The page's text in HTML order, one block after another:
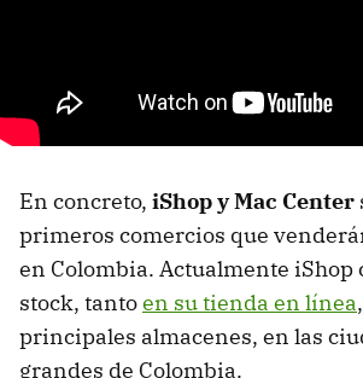
En concreto, iShop y Mac Center
primeros comercios que
en Colombia. Actualmente iShop
stock, tantoen su tienda en línea
principales almacenes, en las
grandes de Colombia.